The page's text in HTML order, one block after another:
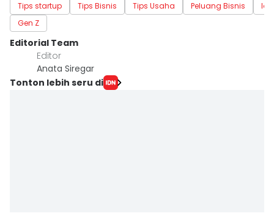
Tips startup Tips Bisnis Tips Usaha Peluang Bisnis
Gen Z
Editorial Team
Editor
Anata Siregar
Tonton lebih seru di